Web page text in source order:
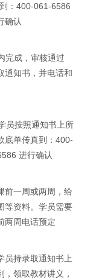
：400-061-6586
确认
完成，审核通过
通知书，并电话和
员按照通知书上所
底单传真到：400-
进行确认
前一周或两周，给
等资料。学员需要
两周电话预定
员持录取通知书上
领取教材讲义，